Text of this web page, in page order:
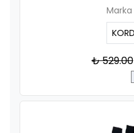
Marka
₺ 529.00